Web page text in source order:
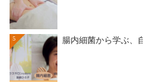
5 腸内細菌から学ぶ、